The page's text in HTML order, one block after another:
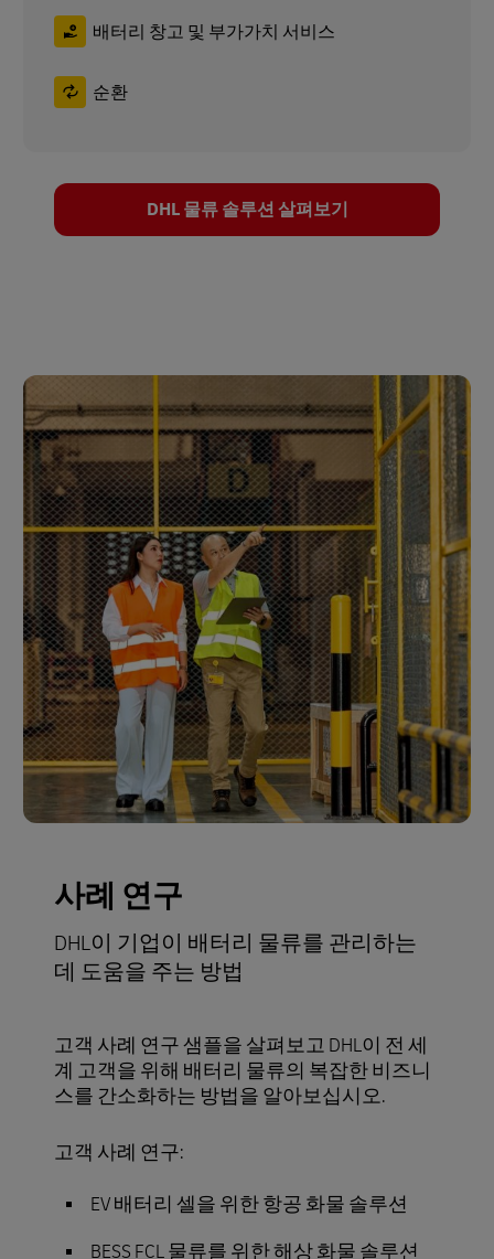
배터리 창고 및 부가가치 서비스
순환
DHL 물류 솔루션 살펴보기
사례 연구
DHL이 기업이 배터리 물류를 관리하는
데 도움을 주는 방법
고객 사례 연구 샘플을 살펴보고 DHL이 전 세
계 고객을 위해 배터리 물류의 복잡한 비즈니
스를 간소화하는 방법을 알아보십시오.
고객 사례 연구:
EV 배터리 셀을 위한 항공 화물 솔루션
BESS FCL 물류를 위한 해상 화물 솔루션